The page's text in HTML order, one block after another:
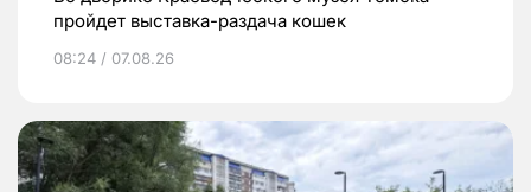
пройдет выставка-раздача кошек
08:24 / 07.08.26